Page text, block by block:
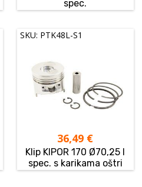
spec.
SKU: PTK48L-S1
36,49 €
Klip KIPOR 170 Ø70,25 I
spec. s karikama oštri